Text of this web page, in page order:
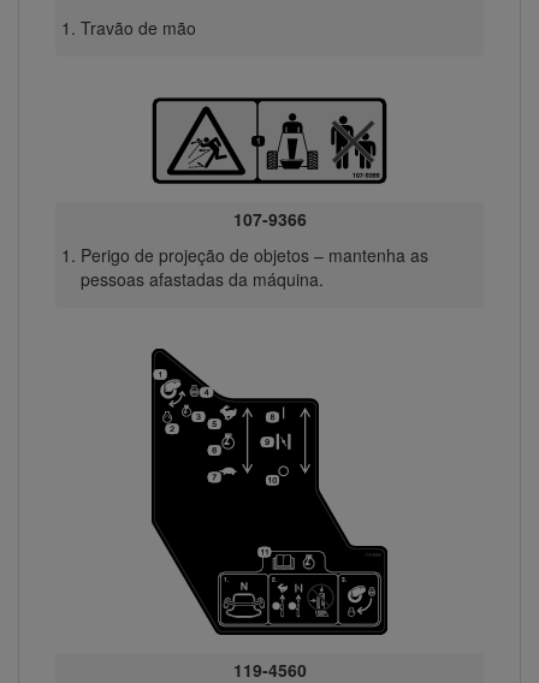
Travão de mão
107-9366
Perigo de projeção de objetos – mantenha as
pessoas afastadas da máquina.
119-4560